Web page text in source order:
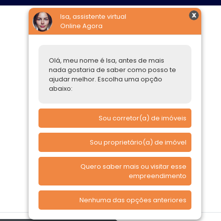
Isa, assistente virtual
Online Agora
Olá, meu nome é Isa, antes de mais
nada gostaria de saber como posso te
ajudar melhor. Escolha uma opção
abaixo:
Sou corretor(a) de imóveis
Sou proprietário(a) de imóvel
Quero saber mais ou visitar esse
empreendimento
Nenhuma das opções anteriores
Comprar ou alugar
Quero Comprar